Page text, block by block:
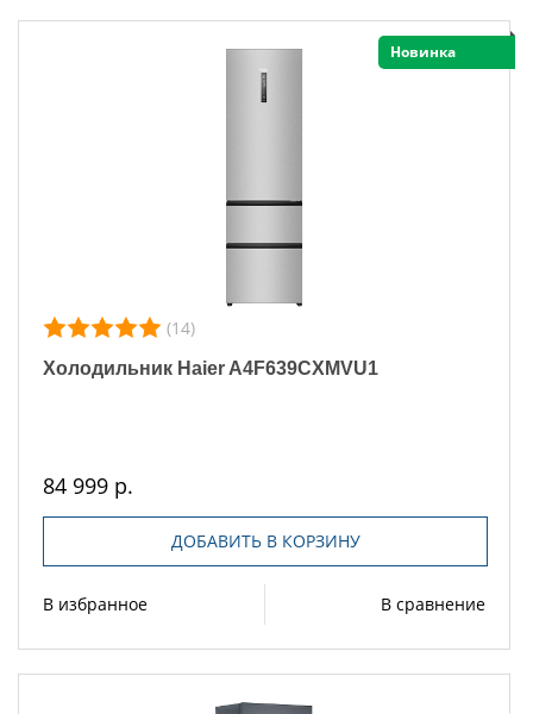
Новинка
(14)
Холодильник Haier A4F639CXMVU1
84 999 р.
ДОБАВИТЬ В КОРЗИНУ
В избранное В сравнение